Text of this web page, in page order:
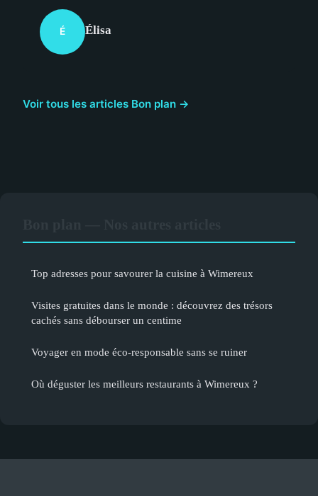
É Élisa
Voir tous les articles Bon plan →
Top adresses pour savourer la cuisine à Wimereux
Visites gratuites dans le monde : découvrez des trésors
cachés sans débourser un centime
Voyager en mode éco-responsable sans se ruiner
Où déguster les meilleurs restaurants à Wimereux ?